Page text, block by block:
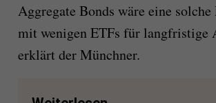
Aggregate Bonds wäre eine
mit wenigen ETFs für langfristige
erklärt der Münchner.